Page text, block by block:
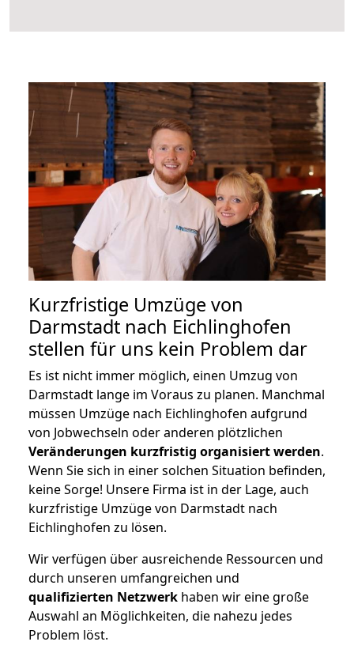
Kurzfristige Umzüge von
Darmstadt nach Eichlinghofen
stellen für uns kein Problem dar
Es ist nicht immer möglich, einen Umzug von
Darmstadt lange im Voraus zu planen. Manchmal
müssen Umzüge nach Eichlinghofen aufgrund
von Jobwechseln oder anderen plötzlichen
Veränderungen kurzfristig organisiert werden.
Wenn Sie sich in einer solchen Situation befinden,
keine Sorge! Unsere Firma ist in der Lage, auch
kurzfristige Umzüge von Darmstadt nach
Eichlinghofen zu lösen.
Wir verfügen über ausreichende Ressourcen und
durch unseren umfangreichen und
qualifizierten Netzwerk haben wir eine große
Auswahl an Möglichkeiten, die nahezu jedes
Problem löst.